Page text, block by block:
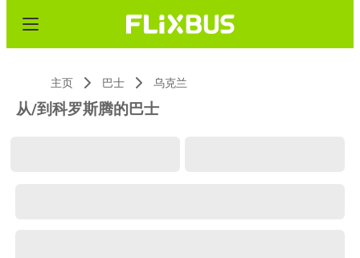
主页 巴士 乌克兰
从/到科罗斯腾的巴士